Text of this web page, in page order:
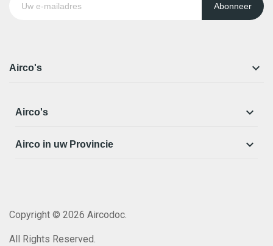
Abonneer
Airco's 
Airco's 
Airco in uw Provincie 
Copyright © 2026 Aircodoc.
All Rights Reserved.